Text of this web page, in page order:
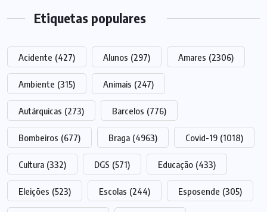
Etiquetas populares
Acidente (427) Alunos (297) Amares (2306)
Ambiente (315) Animais (247)
Autárquicas (273) Barcelos (776)
Bombeiros (677) Braga (4963) Covid-19 (1018)
Cultura (332) DGS (571) Educação (433)
Eleições (523) Escolas (244) Esposende (305)